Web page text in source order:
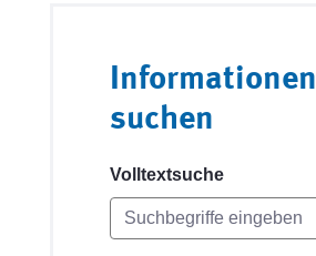
Informationen
suchen
Volltextsuche